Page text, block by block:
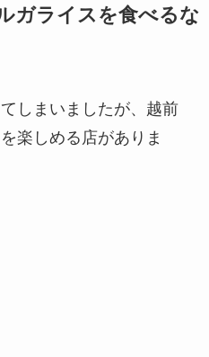
ガライスを食べるな
しまいましたが、越前
楽しめる店がありま